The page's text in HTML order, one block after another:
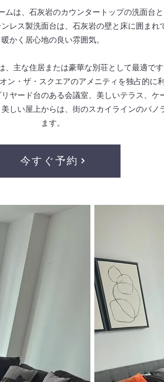
ムは、石灰岩のカウンタートップの洗面台と
レス製洗面台は、石灰岩の壁と床に囲まれ
暖かく居心地の良い雰囲気。
、主な住居または豪華な別荘として最適で
ン・ザ・スクエアのアメニティを独占的に
ヤード台のある会議室、美しいテラス、ケ
しい屋上からは、街のスカイラインのパノ
ます。
今すぐ予約